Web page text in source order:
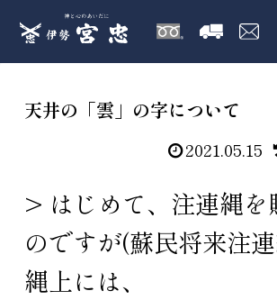
天井の「雲」の字について
2021.05.15
> はじめて、注連縄を
のですが(蘇民将来注
縄上には、